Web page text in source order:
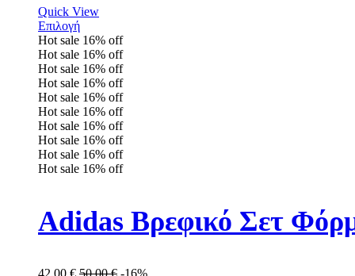
Quick View
Επιλογή
Hot sale 16% off
Hot sale 16% off
Hot sale 16% off
Hot sale 16% off
Hot sale 16% off
Hot sale 16% off
Hot sale 16% off
Hot sale 16% off
Hot sale 16% off
Hot sale 16% off
Adidas Βρεφικό Σετ
42,00 € 50,00€ -16%